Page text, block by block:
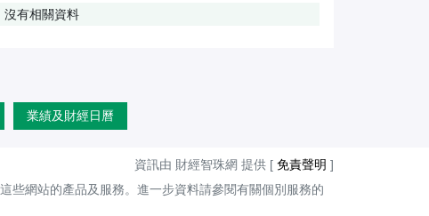
沒有相關資料
業績及財經日曆
資訊由 財經智珠網 提供 [ 免責聲明 ]
些網站的產品及服務。進一步資料請參閱有關個別服務的